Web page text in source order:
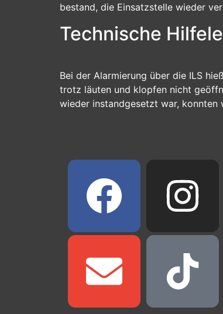
bestand, die Einsatzstelle wieder
Technische
Bei der Alarmierung über die ILS
trotz läuten und klopfen nicht
wieder instandgesetzt war, konnten